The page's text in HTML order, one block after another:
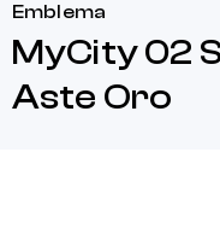
Emblema
MyCity 02
Aste Oro